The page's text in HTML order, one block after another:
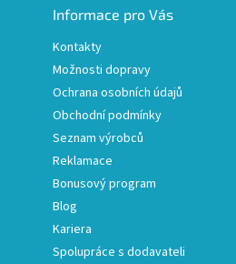
Informace pro Vás
Kontakty
Možnosti dopravy
Ochrana osobních údajů
Obchodní podmínky
Seznam výrobců
Reklamace
Bonusový program
Blog
Kariera
Spolupráce s dodavateli